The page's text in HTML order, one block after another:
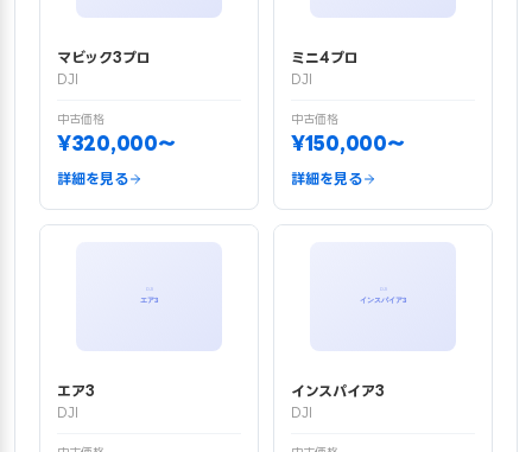
マビック3プロ
DJI
中古価格
¥320,000〜
詳細を見る
ミニ4プロ
DJI
中古価格
¥150,000〜
詳細を見る
エア3
DJI
インスパイア3
DJI